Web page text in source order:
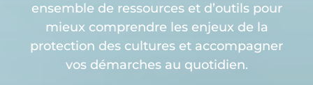
ensemble de ressources et d’outils pour
mieux comprendre les enjeux de la
protection des cultures et accompagner
vos démarches au quotidien.